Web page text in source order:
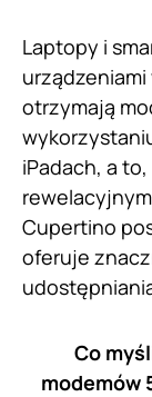
Laptopy i
otrzymają
iPadach, a
Cupertino
oferuje
Co
modemów